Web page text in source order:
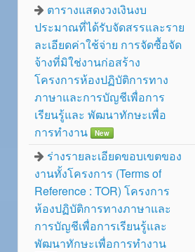
ตารางแสดงวงเงินงบ
ประมาณที่ได้รับจัดสรรและราย
ละเอียดค่าใช้จ่าย การจัดซื้อจัด
จ้างที่มิใช่งานก่อสร้าง
โครงการห้องปฏิบัติการทาง
ภาษาและการบัญชีเพื่อการ
เรียนรู้และ พัฒนาทักษะเพื่อ
การทำงาน
New
ร่างรายละเอียดขอบเขตของ
งานทั้งโครงการ (Terms of
Reference : TOR) โครงการ
ห้องปฏิบัติการทางภาษาและ
การบัญชีเพื่อการเรียนรู้และ
พัฒนาทักษะเพื่อการทำงาน